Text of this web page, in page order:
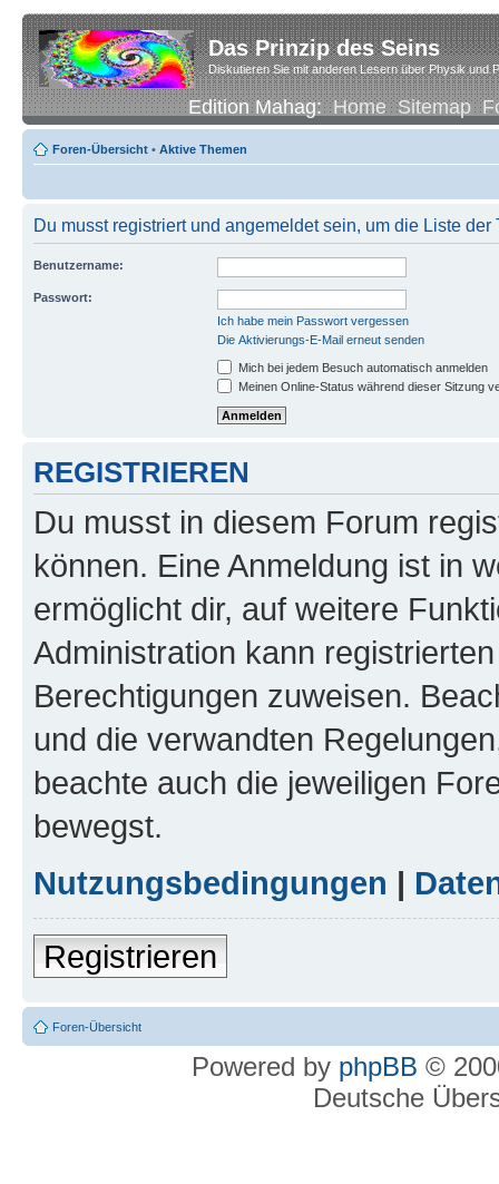
Das Prinzip des Seins
Diskutieren Sie mit anderen Lesern über Physik und
Edition Mahag:Home Sitemap
Foren-Übersicht • Aktive Themen
Du musst registriert und angemeldet sein, um die Liste
Benutzername:
Passwort:
Ich habe mein Passwort vergessen
Die Aktivierungs-E-Mail erneut senden
Mich bei jedem Besuch automatisch anmelden
Meinen Online-Status während dieser Sitzung
REGISTRIEREN
Du musst in diesem Forum
können. Eine Anmeldung ist in
ermöglicht dir, auf weitere
Administration kann
Berechtigungen zuweisen.
und die verwandten
beachte auch die jeweiligen
bewegst.
Nutzungsbedingungen |
Registrieren
Foren-Übersicht
Powered by phpBB ©
Deutsche